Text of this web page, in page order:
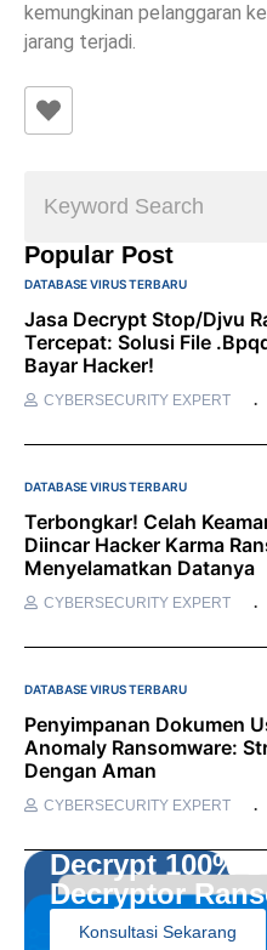
kemungkinan pelanggaran
jarang terjadi.
Popular Post
DATABASE VIRUS TERBARU
Jasa Decrypt Stop/Djvu
Tercepat: Solusi File
Bayar Hacker!
CYBERSECURITY EXPERT
DATABASE VIRUS TERBARU
Terbongkar! Celah
Diincar Hacker Karma
Menyelamatkan Datanya
CYBERSECURITY EXPERT
DATABASE VIRUS TERBARU
Penyimpanan Dokumen
Anomaly Ransomware:
Dengan Aman
CYBERSECURITY EXPERT
Decrypt 100%
Decryptor
Konsultasi Sekarang